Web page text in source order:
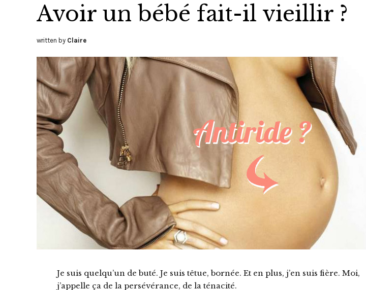
Avoir un bébé fait-il vieillir ?
written by Claire
Je suis quelqu’un de buté. Je suis têtue, bornée. Et en plus, j’en suis fière. Moi,
j’appelle ça de la persévérance, de la ténacité.